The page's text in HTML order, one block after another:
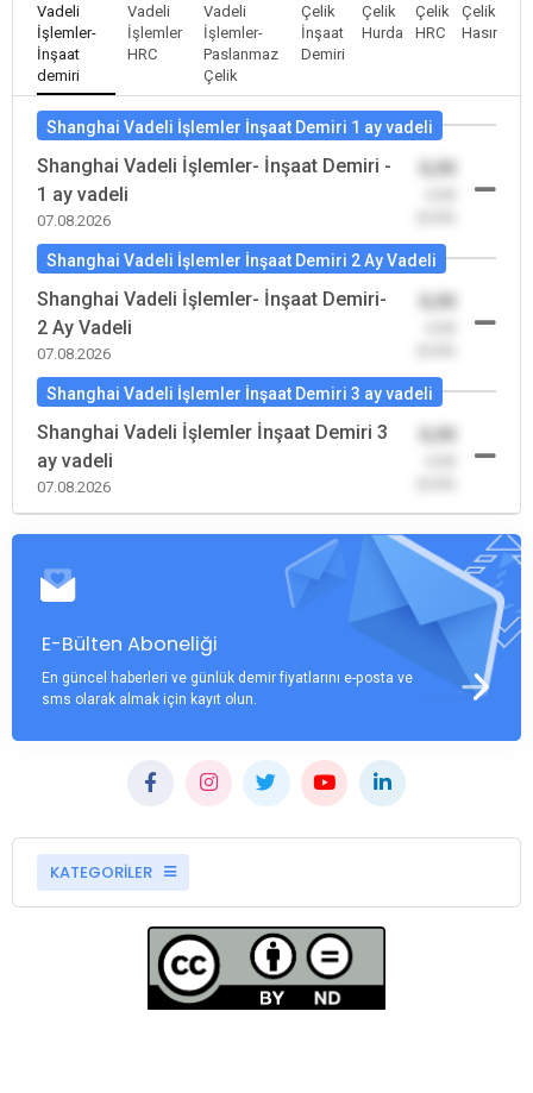
Vadeli
İşlemler-
İnşaat
demiri
Vadeli
İşlemler
HRC
Vadeli
İşlemler-
Paslanmaz
Çelik
Çelik
İnşaat
Demiri
Çelik
Hurda
Çelik
HRC
Çelik
Hasır
Shanghai Vadeli İşlemler İnşaat Demiri 1 ay vadeli
Shanghai Vadeli İşlemler- İnşaat Demiri -
1 ay vadeli
07.08.2026
0,00
Shanghai Vadeli İşlemler İnşaat Demiri 2 Ay Vadeli
Shanghai Vadeli İşlemler- İnşaat Demiri-
2 Ay Vadeli
07.08.2026
0,00
Shanghai Vadeli İşlemler İnşaat Demiri 3 ay vadeli
Shanghai Vadeli İşlemler İnşaat Demiri 3
ay vadeli
07.08.2026
0,00
E-Bülten Aboneliği
En güncel haberleri ve günlük demir fiyatlarını e-posta ve
sms olarak almak için kayıt olun.
KATEGORİLER